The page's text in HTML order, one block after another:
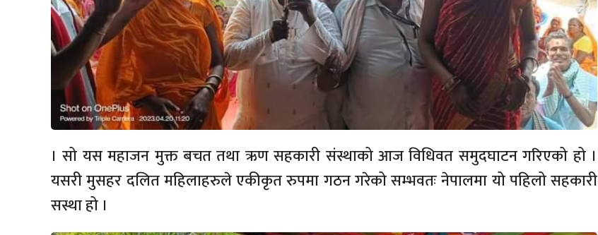
। सो यस महाजन मुक्त बचत तथा ऋण सहकारी संस्थाको आज विधिवत समुदघाटन गरिएको हो ।
यसरी मुसहर दलित महिलाहरुले एकीकृत रुपमा गठन गरेको सम्भवतः नेपालमा यो पहिलो सहकारी
सस्था हो ।